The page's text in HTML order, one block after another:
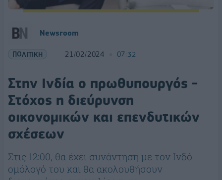
Newsroom
ΠΟΛΙΤΙΚΗ 21/02/2024 07:32
Στην Ινδία ο πρωθυπουργός -
Στόχος η διεύρυνση
οικονομικών και επενδυτικών
σχέσεων
Στις 12:00, θα έχει συνάντηση με τον Ινδό
ομόλογό του και θα ακολουθήσουν